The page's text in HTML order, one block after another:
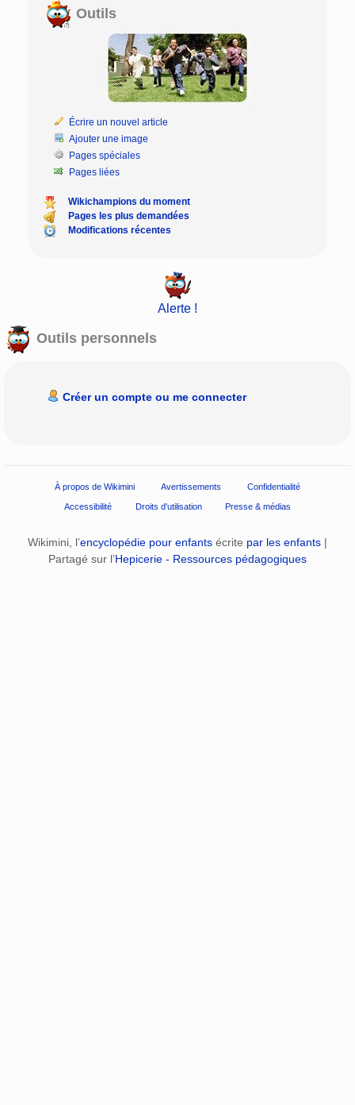
Outils
Écrire un nouvel article
Ajouter une image
Pages spéciales
Pages liées
Wikichampions du moment
Pages les plus demandées
Modifications récentes
Alerte !
Outils personnels
Créer un compte ou me connecter
À propos de Wikimini Avertissements Confidentialité
Accessibilité Droits d'utilisation Presse & médias
Wikimini, l’encyclopédie pour enfants écrite par les enfants |
Partagé sur l’Hepicerie - Ressources pédagogiques